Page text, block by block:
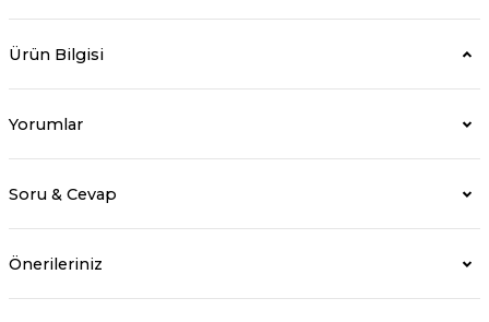
Ürün Bilgisi
Yorumlar
Soru & Cevap
Önerileriniz